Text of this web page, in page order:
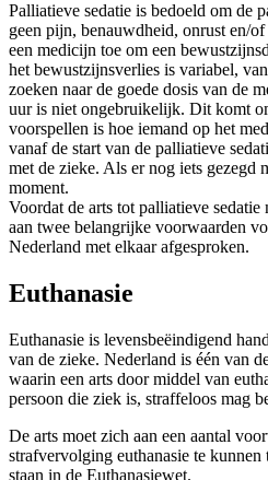
Palliatieve sedatie is bedoeld om de
geen pijn, benauwdheid, onrust en/
een medicijn toe om een
het bewustzijnsverlies is variabel,
zoeken naar de goede dosis van de
uur is niet ongebruikelijk. Dit komt
voorspellen is hoe iemand op het
vanaf de start van de palliatieve
met de zieke. Als er nog iets gezegd
moment.
Voordat de arts tot palliatieve
aan twee belangrijke voorwaarden
Nederland met elkaar afgesproken.
Euthanasie
Euthanasie is levensbeëindigend
van de zieke. Nederland is één van
waarin een arts door middel van
persoon die ziek is, straffeloos mag
De arts moet zich aan een aantal
strafvervolging euthanasie te kunnen
staan in de Euthanasiewet.